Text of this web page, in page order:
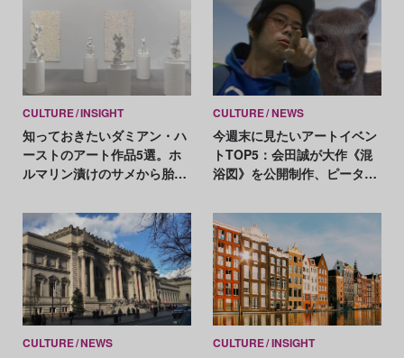
CULTURE INSIGHT
知っておきたいダミアン・ハ
ーストのアート作品5選。ホ
ルマリン漬けのサメから胎児
CULTURE NEWS
今週末に見たいアートイベン
トTOP5：会田誠が大作《混
浴図》を公開制作、ピータ
CULTURE NEWS CULTURE INSIGHT